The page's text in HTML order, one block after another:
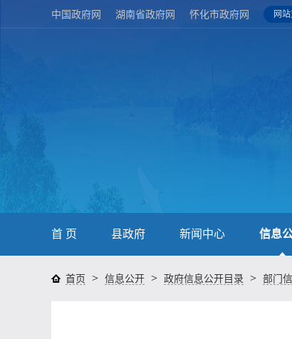
中国政府网 湖南省政府网 怀化市政府网 网
首 页 县政府 新闻中心 信息
首页 > 信息公开 > 政府信息公开目录 > 部门